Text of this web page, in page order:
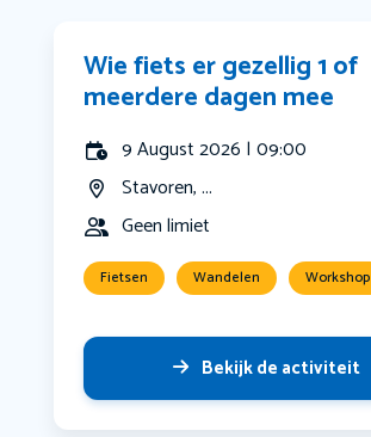
Wie fiets er gezellig 1 of
meerdere dagen mee
9 August 2026 | 09:00
Stavoren, ...
Geen limiet
Fietsen Wandelen Workshop
Bekijk de activiteit